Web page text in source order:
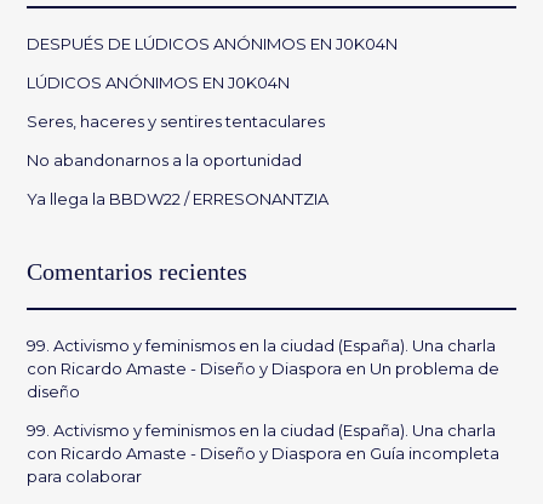
DESPUÉS DE LÚDICOS ANÓNIMOS EN J0K04N
LÚDICOS ANÓNIMOS EN J0K04N
Seres, haceres y sentires tentaculares
No abandonarnos a la oportunidad
Ya llega la BBDW22 / ERRESONANTZIA
Comentarios recientes
99. Activismo y feminismos en la ciudad (España). Una charla
con Ricardo Amaste - Diseño y Diaspora en Un problema de
diseño
99. Activismo y feminismos en la ciudad (España). Una charla
con Ricardo Amaste - Diseño y Diaspora en Guía incompleta
para colaborar